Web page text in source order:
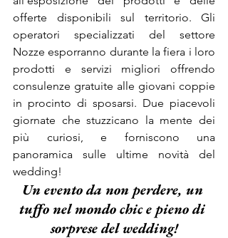
offerte disponibili sul territorio. Gli
operatori specializzati del settore
Nozze esporranno durante la fiera i loro
prodotti e servizi migliori offrendo
consulenze gratuite alle giovani coppie
in procinto di sposarsi. Due piacevoli
giornate che stuzzicano la mente dei
più curiosi, e forniscono una
panoramica sulle ultime novità del
wedding!
Un evento da non perdere, un
tuffo nel mondo chic e pieno di
sorprese del wedding!